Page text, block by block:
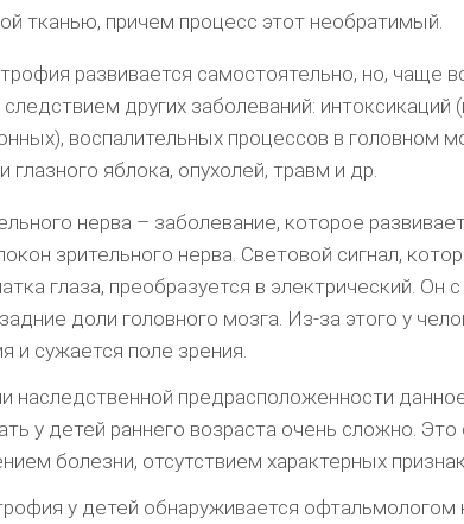
тканью, причем процесс этот необратимый.
развивается самостоятельно, но, чаще
следствием других заболеваний: интоксикаций
воспалительных процессов в головном
глазного яблока, опухолей, травм и др.
нерва – заболевание, которое
зрительного нерва. Световой сигнал,
глаза, преобразуется в электрический. Он
доли головного мозга. Из-за этого у
и сужается поле зрения.
наследственной предрасположенности
у детей раннего возраста очень сложно. Это
болезни, отсутствием характерных
у детей обнаруживается офтальмологом